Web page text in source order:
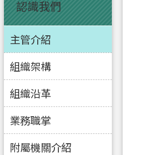
認識我們
主管介紹
組織架構
組織沿革
業務職掌
附屬機關介紹